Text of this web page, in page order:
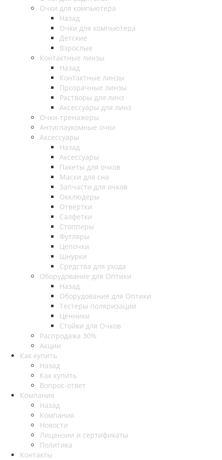
Очки для компьютера
Назад
Очки для компьютера
Детские
Взрослые
Контактные линзы
Назад
Контактные линзы
Прозрачные линзы
Растворы для линз
Аксессуары для линз
Очки-тренажеры
Антиглаукомные очки
Аксессуары
Назад
Аксессуары
Пакеты для очков
Маски для сна
Запчасти для очков
Окклюдеры
Отвёртки
Салфетки
Стопперы
Футляры
Цепочки
Шнурки
Средства для ухода
Оборудование для Оптики
Назад
Оборудование для Оптики
Тестеры поляризации
Ценники
Стойки для Очков
Распродажа 30%
Акции
Как купить
Назад
Как купить
Вопрос-ответ
Компания
Назад
Компания
Новости
Лицензии и сертификаты
Политика
Контакты